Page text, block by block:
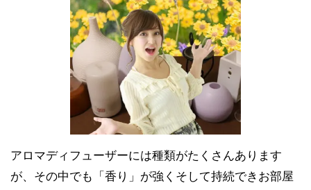
アロマディフューザーには種類がたくさんあります
が、その中でも「香り」が強くそして持続できお部屋